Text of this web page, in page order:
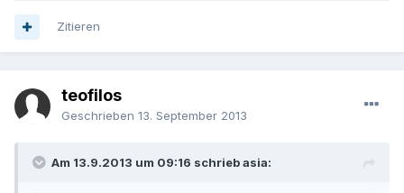
Zitieren
teofilos
Geschrieben 13. September 2013
Am 13.9.2013 um 09:16 schrieb asia: